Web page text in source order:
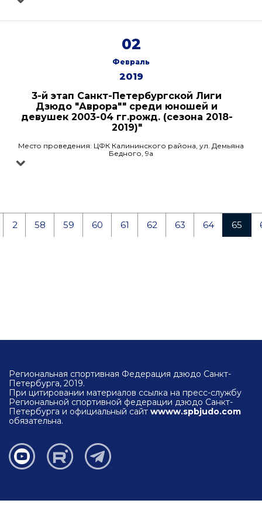
02
Февраль
2019
3-й этап Санкт-Петербургской Лиги
Дзюдо "Аврора"" среди юношей и
девушек 2003-04 гг.рожд. (сезона 2018-
2019)"
Место проведения: ЦФК Калининского района, ул. Демьяна
Бедного, 9а
2 58 59 60 61 62 63 64 65
Региональная спортивная Федерация дзюдо Санкт-
Петербурга, 2019.
При цитировании материалов ссылка на пресс-службу
Региональной спортивной федерации дзюдо Санкт-
Петербурга и официальный сайт wwww.spbjudo.com
обязательна.